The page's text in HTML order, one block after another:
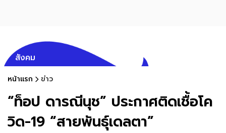
สังคม
หน้าแรก ข่าว
“ท็อป ดารณีนุช” ประกาศติดเชื้อโค
วิด-19 “สายพันธุ์เดลตา”